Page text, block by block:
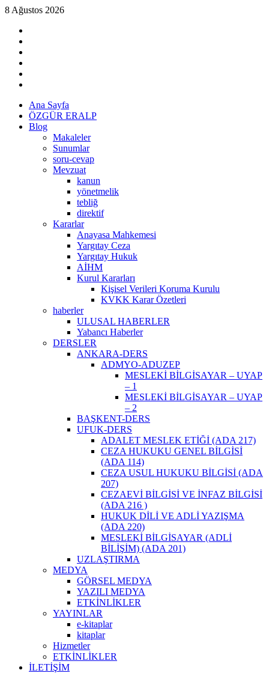
Skip
content
8 Ağustos 2026
Primary
Menu
Ana Sayfa
ÖZGÜR ERALP
Blog
Makaleler
Sunumlar
soru-cevap
Mevzuat
kanun
yönetmelik
tebliğ
direktif
Kararlar
Anayasa Mahkemesi
Yargıtay Ceza
Yargıtay Hukuk
AİHM
Kurul Kararları
Kişisel Verileri Koruma Kurulu
KVKK Karar Özetleri
haberler
ULUSAL HABERLER
Yabancı Haberler
DERSLER
ANKARA-DERS
ADMYO-ADUZEP
MESLEKİ BİLGİSAYAR – UYAP
– 1
MESLEKİ BİLGİSAYAR – UYAP
– 2
BAŞKENT-DERS
UFUK-DERS
ADALET MESLEK ETİĞİ (ADA 217)
CEZA HUKUKU GENEL BİLGİSİ
(ADA 114)
CEZA USUL HUKUKU BİLGİSİ (ADA
207)
CEZAEVİ BİLGİSİ VE İNFAZ BİLGİSİ
(ADA 216 )
HUKUK DİLİ VE ADLİ YAZIŞMA
(ADA 220)
MESLEKİ BİLGİSAYAR (ADLİ
BİLİŞİM) (ADA 201)
UZLAŞTIRMA
MEDYA
GÖRSEL MEDYA
YAZILI MEDYA
ETKİNLİKLER
YAYINLAR
e-kitaplar
kitaplar
Hizmetler
ETKİNLİKLER
İLETİŞİM